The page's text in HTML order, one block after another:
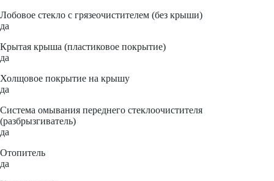
Лобовое стекло с грязеочистителем (без крыши)
да
Крытая крыша (пластиковое покрытие)
да
Холщовое покрытие на крышу
да
Система омывания переднего стеклоочистителя
(разбрызгиватель)
да
Отопитель
да